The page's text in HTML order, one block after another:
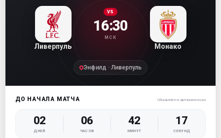
Ливерпуль
VS
16:30
МСК
Монако
Энфилд · Ливерпуль
ДО НАЧАЛА МАТЧА Обновляется автоматически
02
ДНЕЙ
06
ЧАСОВ
42
МИНУТ
17
СЕКУНД